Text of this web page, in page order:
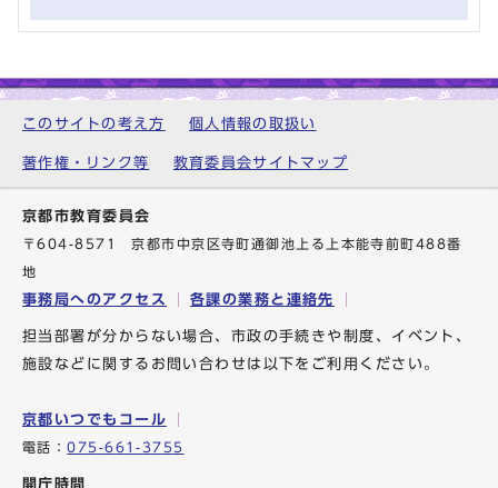
このサイトの考え方 個人情報の取扱い
著作権・リンク等 教育委員会サイトマップ
京都市教育委員会
〒604-8571 京都市中京区寺町通御池上る上本能寺前町488番
地
事務局へのアクセス 各課の業務と連絡先
担当部署が分からない場合、市政の手続きや制度、イベント、
施設などに関するお問い合わせは以下をご利用ください。
京都いつでもコール
電話：075-661-3755
開庁時間